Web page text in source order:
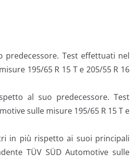
Test effettuati nel
195/65 R 15 T e 205/55 R 16
al suo predecessore. Test
sulle misure 195/65 R 15 T e
in più rispetto ai suoi principali
TÜV SÜD Automotive sulle